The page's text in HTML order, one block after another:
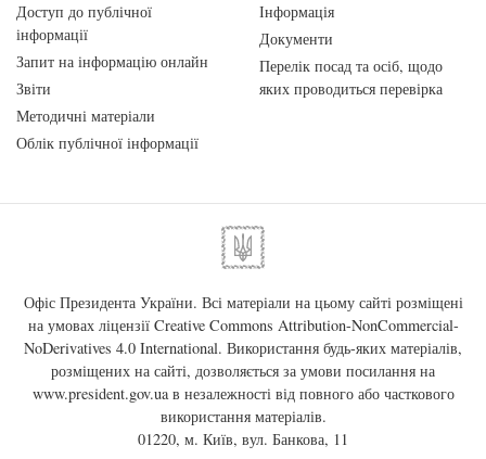
Доступ до публічної
інформації
Запит на інформацію онлайн
Звіти
Методичні матеріали
Облік публічної інформації
Інформація
Документи
Перелік посад та осіб, щодо
яких проводиться перевірка
Офіс Президента України. Всі матеріали на цьому сайті розміщені
на умовах ліцензії Creative Commons Attribution-NonCommercial-
NoDerivatives 4.0 International. Використання будь-яких матеріалів,
розміщених на сайті, дозволяється за умови посилання на
www.president.gov.uaв незалежності від повного або часткового
використання матеріалів.
01220, м. Київ, вул. Банкова, 11